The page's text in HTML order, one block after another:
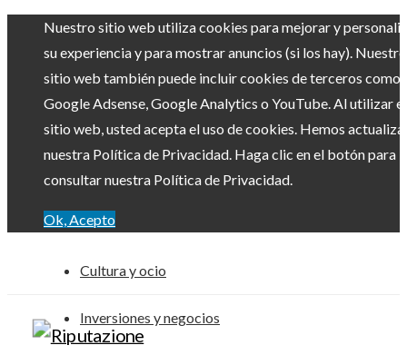
Nuestro sitio web utiliza cookies para mejorar y
su experiencia y para mostrar anuncios (si los hay). Nuestro
sitio web también puede incluir cookies de terceros como
Google Adsense, Google Analytics o YouTube. Al utilizar el
sitio web, usted acepta el uso de cookies. Hemos
nuestra Política de Privacidad. Haga clic en el botón para
consultar nuestra Política de Privacidad.
Ok, Acepto
Cultura y ocio
Inversiones y negocios